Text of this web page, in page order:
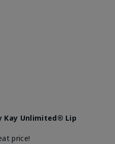
Kay Unlimited® Lip
price!